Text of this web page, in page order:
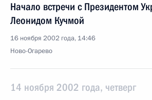
Начало встречи с Президентом
Леонидом Кучмой
16 ноября 2002 года, 14:46
Ново-Огарево
14 ноября 2002 года, четверг